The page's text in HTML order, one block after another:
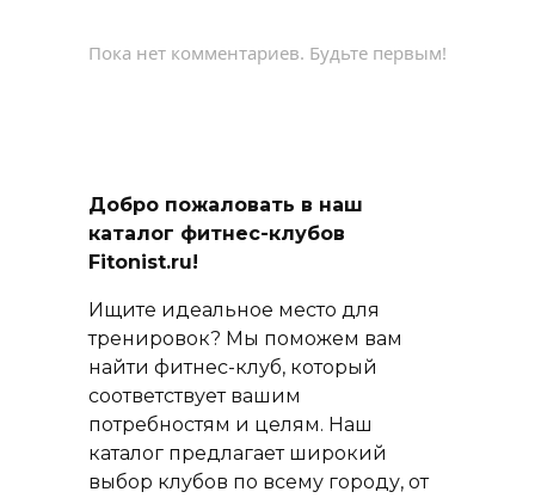
Пока нет комментариев. Будьте первым!
Добро пожаловать в наш
каталог фитнес-клубов
Fitonist.ru!
Ищите идеальное место для
тренировок? Мы поможем вам
найти фитнес-клуб, который
соответствует вашим
потребностям и целям. Наш
каталог предлагает широкий
выбор клубов по всему городу, от